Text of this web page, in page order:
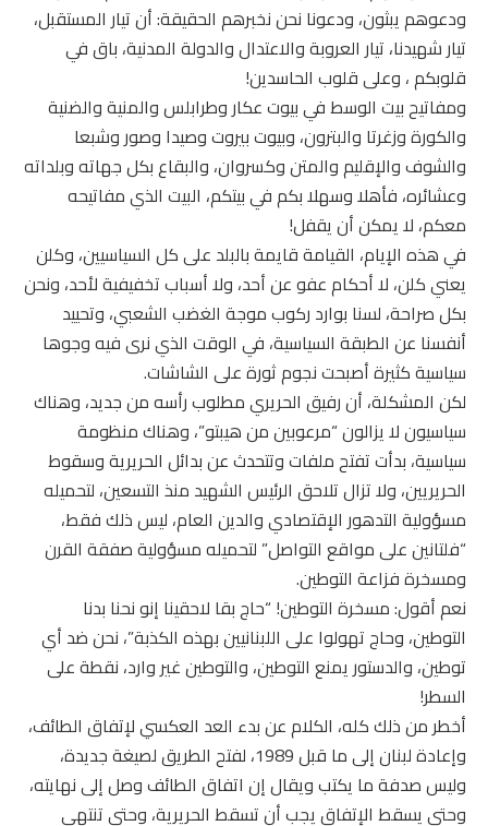
ودعوهم يبثون، ودعونا نحن نخبرهم الحقيقة: أن تيار المستقبل،
تيار شهيدنا، تيار العروبة والاعتدال والدولة المدنية، باق في
قلوبكم ، وعلى قلوب الحاسدين!
ومفاتيح بيت الوسط في بيوت عكار وطرابلس والمنية والضنية
والكورة وزغرتا والبترون، وبيوت بيروت وصيدا وصور وشبعا
والشوف والإقليم والمتن وكسروان، والبقاع بكل جهاته وبلداته
وعشائره، فأهلا وسهلا بكم في بيتكم، البيت الذي مفاتيحه
معكم، لا يمكن أن يقفل!
في هذه الإيام، القيامة قايمة بالبلد على كل السياسيين، وكلن
يعني كلن، لا أحكام عفو عن أحد، ولا أسباب تخفيفية لأحد، ونحن
بكل صراحة، لسنا بوارد ركوب موجة الغضب الشعبي، وتحييد
أنفسنا عن الطبقة السياسية، في الوقت الذي نرى فيه وجوها
سياسية كثيرة أصبحت نجوم ثورة على الشاشات.
لكن المشكلة، أن رفيق الحريري مطلوب رأسه من جديد، وهناك
سياسيون لا يزالون “مرعوبين من هيبتو”، وهناك منظومة
سياسية، بدأت تفتح ملفات وتتحدث عن بدائل الحريرية وسقوط
الحريريين، ولا تزال تلاحق الرئيس الشهيد منذ التسعين، لتحميله
مسؤولية التدهور الإقتصادي والدين العام، ليس ذلك فقط،
“فلتانين على مواقع التواصل” لتحميله مسؤولية صفقة القرن
ومسخرة فزاعة التوطين.
نعم أقول: مسخرة التوطين! “حاج بقا لاحقينا إنو نحنا بدنا
التوطين، وحاج تهولوا على اللبنانيين بهذه الكذبة”، نحن ضد أي
توطين، والدستور يمنع التوطين، والتوطين غير وارد، نقطة على
السطر!
أخطر من ذلك كله، الكلام عن بدء العد العكسي لإتفاق الطائف،
وإعادة لبنان إلى ما قبل 1989، لفتح الطريق لصيغة جديدة،
وليس صدفة ما يكتب ويقال إن اتفاق الطائف وصل إلى نهايته،
وحتى يسقط الإتفاق يجب أن تسقط الحريرية، وحتى تنتهي